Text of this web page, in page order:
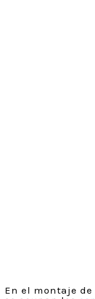
En el montaje de